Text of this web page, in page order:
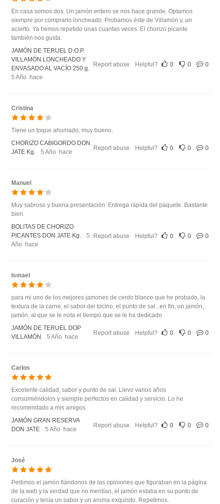
En casa somos dos. Un jamón entero se nos hace grande. Optamos
siempre por comprarlo loncheado. Probamos éste de Villamón y, un
acierto. Ya hemos repetido unas cuantas veces. El chorizo picante
también nos gusta.
JAMÓN DE TERUEL D.O.P.
VILLAMÓN LONCHEADO Y
ENVASADO AL VACÍO 250 g.
5 Año hace
Report abuse Helpful? 0 0 0
Cristina
Tiene un toque ahumado, muy bueno.
CHORIZO CABIGORDO DON
JATE Kg.
5 Año hace
Report abuse Helpful? 0 0 0
Manuel
Muy sabroso y buena presentación. Entrega rápida del paquete. Bastante
bien.
BOLITAS DE CHORIZO
PICANTES DON JATE Kg.
5
Año hace
Report abuse Helpful? 0 0 0
Ismael
para mi uno de los mejores jamones de cerdo blanco que he probado, la
textura de la carne, el sabor del tocino, el punto de sal...en fin, un jamón,
jamón, al que se le nota el tiempo que se le ha dedicado.
JAMÓN DE TERUEL DOP
VILLAMÓN
5 Año hace
Report abuse Helpful? 0 0 0
Carlos
Excelente calidad, sabor y punto de sal. Llevo varios años
consumiéndolos y siempre perfectos en calidad y servicio. Lo he
recomendado a mis amigos
JAMÓN GRAN RESERVA
DON JATE
5 Año hace
Report abuse Helpful? 0 0 0
José
Pedimos el jamón fiándonos de las opiniones que figuraban en la página
de la web y la verdad que no mentían, el jamón estaba en su punto de
curación y tenía un sabor y un aroma exquisito. Repetimos.